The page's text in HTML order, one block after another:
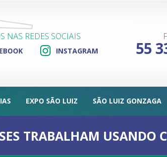
NAS REDES SOCIAIS
INSTAGRAM 55
EXPO SÃO LUIZ SÃO LUIZ GONZAGA
TRABALHAM USANDO